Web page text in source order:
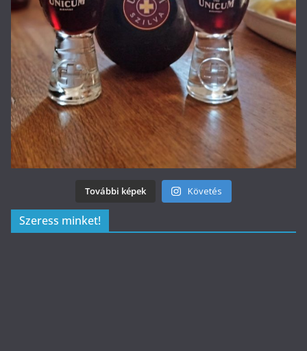
További képek Követés
Szeress minket!